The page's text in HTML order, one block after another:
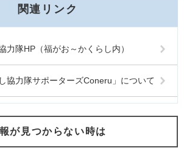
関連リンク
力隊HP（福がお～かくらし内）
協力隊サポーターズConeru」について
が見つからない時は